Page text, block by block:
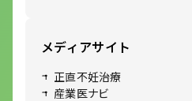
メディアサイト
正直不妊治療
産業医ナビ